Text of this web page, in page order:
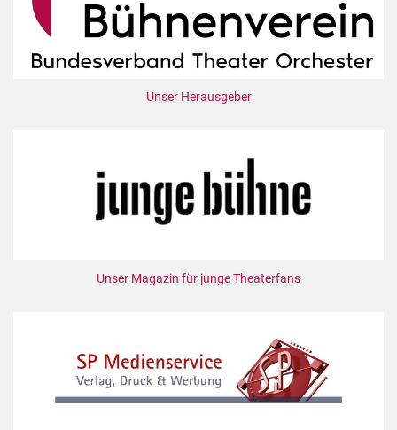
Unser Herausgeber
Unser Magazin für junge Theaterfans